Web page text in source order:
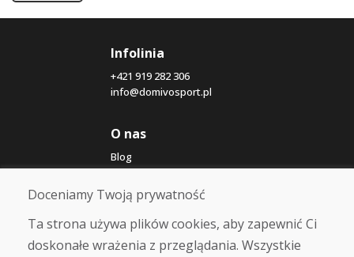
Infolinia
+421 919 282 306
info@domivosport.pl
O nas
Blog
O nas
Sklep
Kontakt
Zakup
Doceniamy Twoją prywatność
Ta strona używa plików cookies, aby zapewnić Ci
doskonałe wrażenia z przeglądania. Wszystkie